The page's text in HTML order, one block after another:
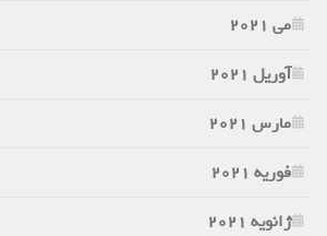
می 2021
آوریل 2021
مارس 2021
فوریه 2021
ژانویه 2021